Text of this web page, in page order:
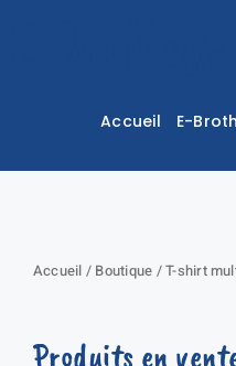
Accueil E-
Accueil / Boutique /T-shirt
Produits en